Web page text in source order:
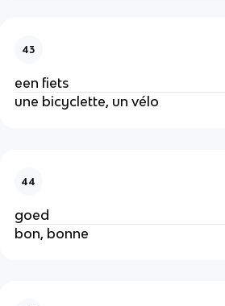
43
een fiets
une bicyclette, un vélo
44
goed
bon, bonne